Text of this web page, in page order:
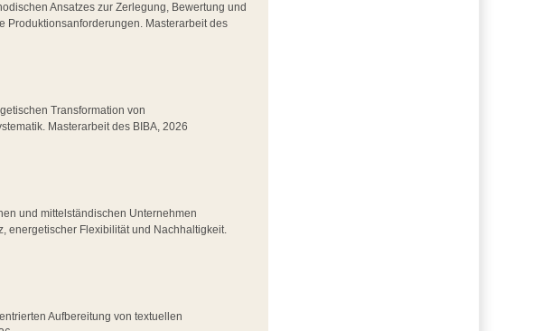
Ansatzes zur Zerlegung, Bewertung und
Produktionsanforderungen. Masterarbeit des
Transformation von
Masterarbeit des BIBA, 2026
und mittelständischen Unternehmen 
energetischer Flexibilität und Nachhaltigkeit.
Aufbereitung von textuellen